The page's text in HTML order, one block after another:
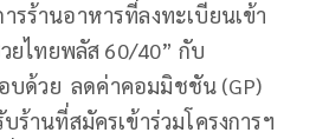
ร้านอาหารที่ลงทะเบียนเข้า
ยไทยพลัส 60/40” กับ
บด้วย ลดค่าคอมมิชชัน (GP)
ร้านที่สมัครเข้าร่วมโครงการฯ